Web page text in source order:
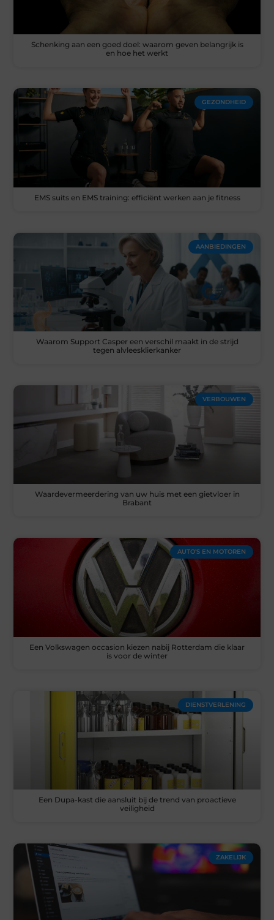
Schenking aan een goed doel: waarom geven belangrijk is
en hoe het werkt
GEZONDHEID
EMS suits en EMS training: efficiënt werken aan je fitness
AANBIEDINGEN
Waarom Support Casper een verschil maakt in de strijd
tegen alvleesklierkanker
VERBOUWEN
Waardevermeerdering van uw huis met een gietvloer in
Brabant
AUTO’S EN MOTOREN
Een Volkswagen occasion kiezen nabij Rotterdam die klaar
is voor de winter
DIENSTVERLENING
Een Dupa-kast die aansluit bij de trend van proactieve
veiligheid
ZAKELIJK